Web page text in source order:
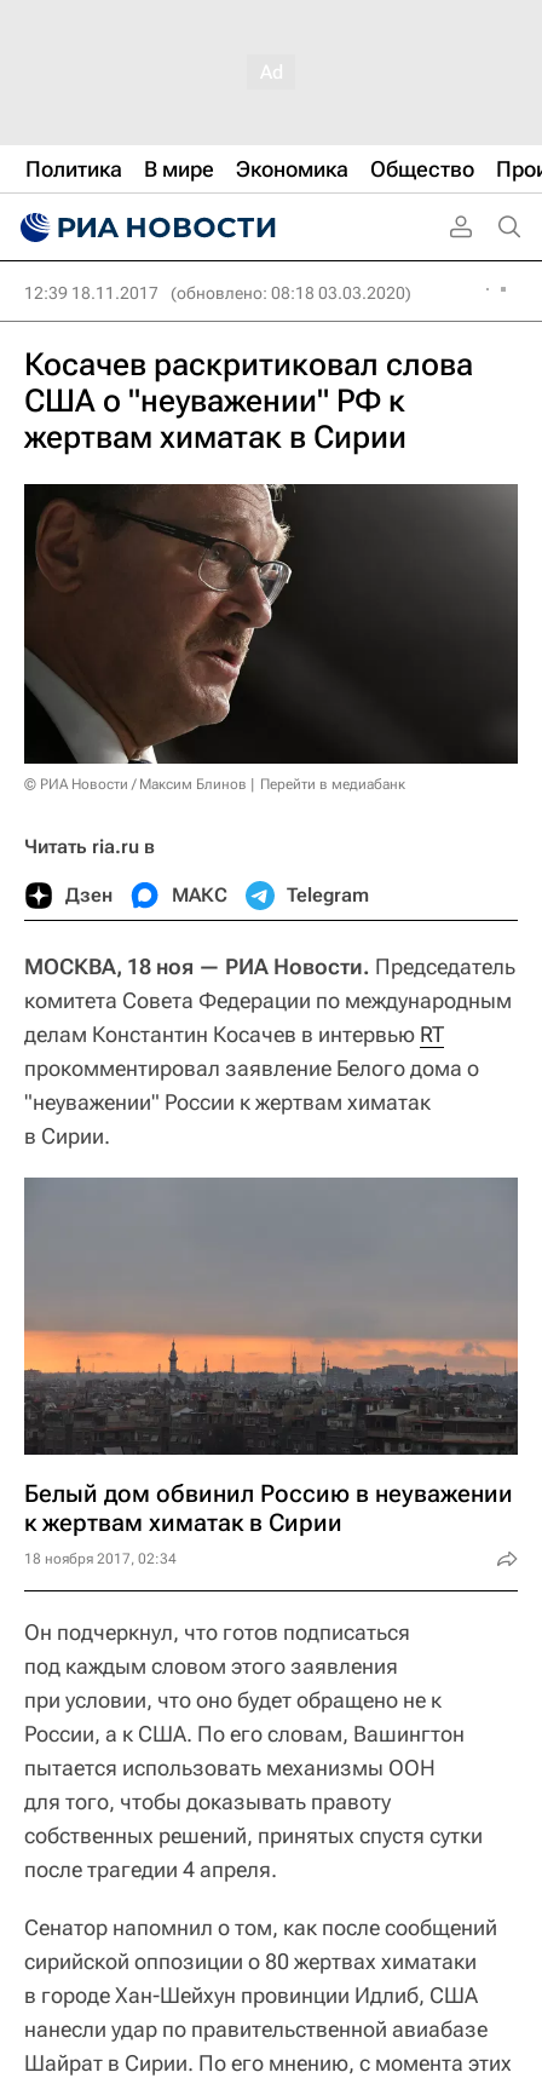
Политика В мире Экономика Общество
12:39 18.11.2017 (обновлено: 08:18 03.03.2020)
Косачев раскритиковал слова
США о "неуважении" РФ к
жертвам химатак в Сирии
© РИА Новости / Максим Блинов Перейти в медиабанк
Читать ria.ru в
Дзен МАКС Telegram
МОСКВА, 18 ноя — РИА Новости. Председатель
комитета Совета Федерации по международным
делам Константин Косачев в интервью RT
прокомментировал заявление Белого дома о
"неуважении" России к жертвам химатак
в Сирии.
Белый дом обвинил Россию в неуважении
к жертвам химатак в Сирии
18 ноября 2017, 02:34
Он подчеркнул, что готов подписаться
под каждым словом этого заявления
при условии, что оно будет обращено не к
России, а к США. По его словам, Вашингтон
пытается использовать механизмы ООН
для того, чтобы доказывать правоту
собственных решений, принятых спустя сутки
после трагедии 4 апреля.
Сенатор напомнил о том, как после сообщений
сирийской оппозиции о 80 жертвах химатаки
в городе Хан-Шейхун провинции Идлиб, США
нанесли удар по правительственной авиабазе
Шайрат в Сирии. По его мнению, с момента этих